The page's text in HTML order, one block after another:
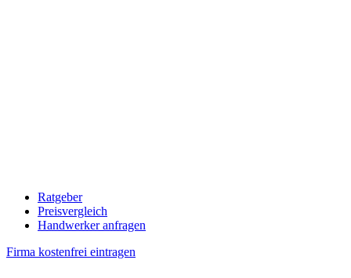
Ratgeber
Preisvergleich
Handwerker anfragen
Firma kostenfrei eintragen